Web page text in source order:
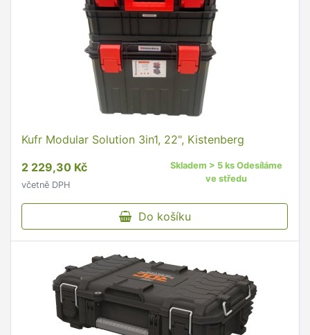
Kufr Modular Solution 3in1, 22", Kistenberg
2 229,30 Kč
včetně DPH
Skladem > 5 ks Odesíláme
ve středu
Do košíku